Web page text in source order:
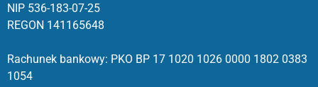
NIP 536-183-07-25
REGON 1411 65648
Rachunek bankowy: PKO BP 17 1020 1026 0000 1802 0383
1054